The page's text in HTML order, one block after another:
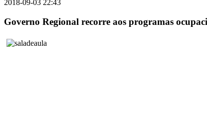
2018-09-03 22:43
Governo Regional recorre aos programas